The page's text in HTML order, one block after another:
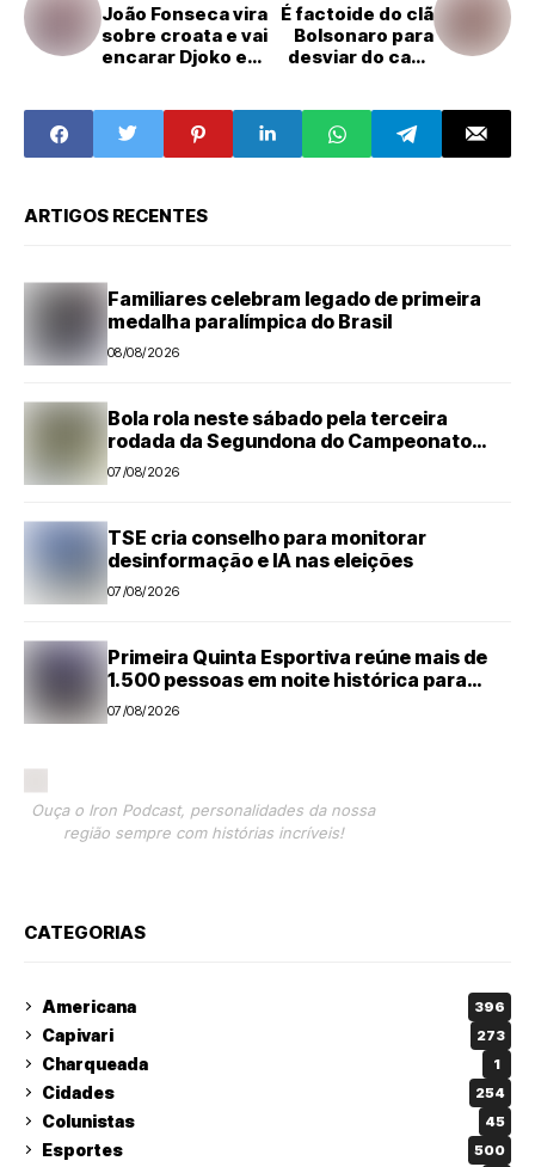
João Fonseca vira
sobre croata e vai
encarar Djoko em
É factoide do clã
Bolsonaro para
desviar do caso
ARTIGOS RECENTES
Familiares celebram legado de primeira
medalha paralímpica do Brasil
08/08/2026
Bola rola neste sábado pela terceira
rodada da Segundona do Campeonato
Amador de Futebol
07/08/2026
TSE cria conselho para monitorar
desinformação e IA nas eleições
07/08/2026
Primeira Quinta Esportiva reúne mais de
1.500 pessoas em noite histórica para
Capivari
07/08/2026
Ouça o Iron Podcast, personalidades da nossa
região sempre com histórias incríveis!
CATEGORIAS
Americana 396
Capivari 273
Charqueada 1
Cidades 254
Colunistas 45
Esportes 500